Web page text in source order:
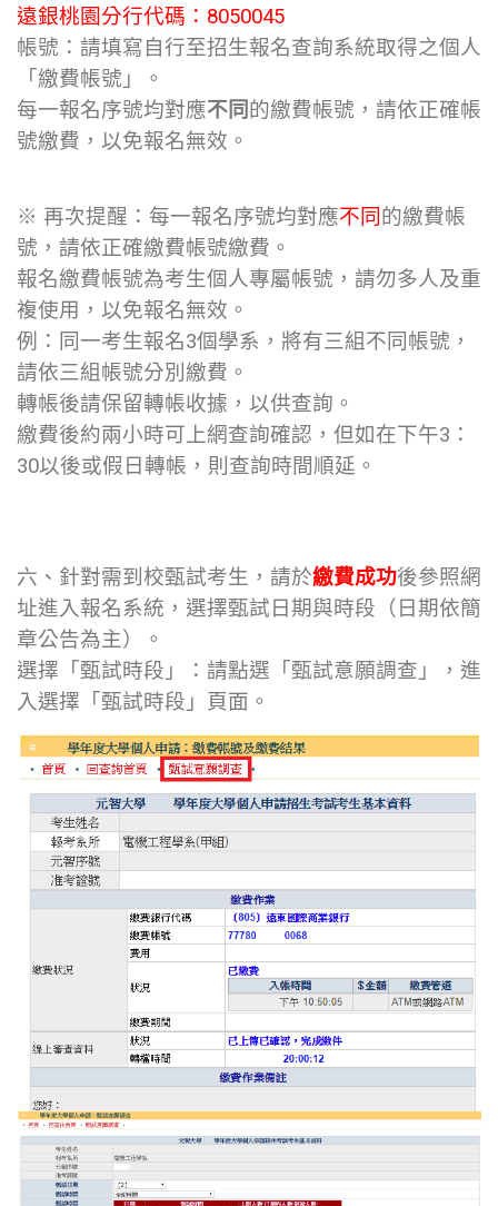
遠銀桃園分行代碼：8050045
帳號：請填寫自行至招生報名查詢系統取得之個人
「繳費帳號」。
每一報名序號均對應不同的繳費帳號，請依正確帳
號繳費，以免報名無效。
※ 再次提醒：每一報名序號均對應不同的繳費帳
號，請依正確繳費帳號繳費。
報名繳費帳號為考生個人專屬帳號，請勿多人及重
複使用，以免報名無效。
例：同一考生報名3個學系，將有三組不同帳號，
請依三組帳號分別繳費。
轉帳後請保留轉帳收據，以供查詢。
繳費後約兩小時可上網查詢確認，但如在下午3：
30以後或假日轉帳，則查詢時間順延。
六、針對需到校甄試考生，請於繳費成功後參照網
址進入報名系統，選擇甄試日期與時段（日期依簡
章公告為主）。
選擇「甄試時段」：請點選「甄試意願調查」，進
入選擇「甄試時段」頁面。